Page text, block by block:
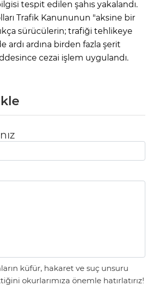
tespit edilen şahıs yakalandı.
Trafik Kanununun "aksine bir
sürücülerin; trafiği tehlikeye
ardı ardına birden fazla şerit
cezai işlem uygulandı.
küfür, hakaret ve suç unsuru
okurlarımıza önemle hatırlatırız!